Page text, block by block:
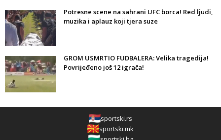
Potresne scene na sahrani UFC borca! Red ljudi,
muzika i aplauz koji tjera suze
GROM USMRTIO FUDBALERA: Velika tragedija!
Povrijeđeno još 12 igrača!
sportski.rs
sportski.mk